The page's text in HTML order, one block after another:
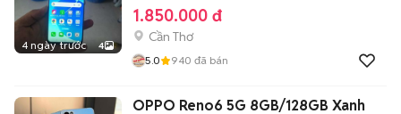
4 ngày trước 4
1.850.000 đ
Cần Thơ
5.0 940 đã bán
OPPO Reno6 5G 8GB/128GB Xanh